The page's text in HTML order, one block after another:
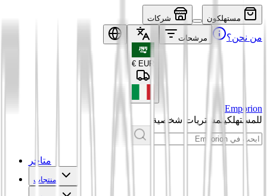
مستهلكون شركات
من نحن؟ مرشحات
EUR
€
Emporion
للمستهلكينمشتريات شخصية
متاجر
منتجات